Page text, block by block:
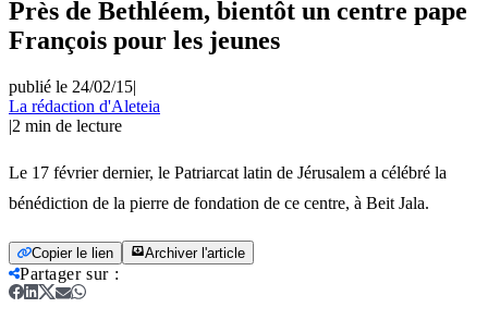
Près de Bethléem, bientôt un centre pape
François pour les jeunes
publié le 24/02/15|
La rédaction d'Aleteia
|2 min de lecture
Le 17 février dernier, le Patriarcat latin de Jérusalem a célébré la
bénédiction de la pierre de fondation de ce centre, à Beit Jala.
Copier le lien Archiver l'article
Partager sur: